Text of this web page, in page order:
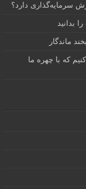
سرمایه‌گذاری دارد؟
بدانید
ماندگار
که با چهره ما